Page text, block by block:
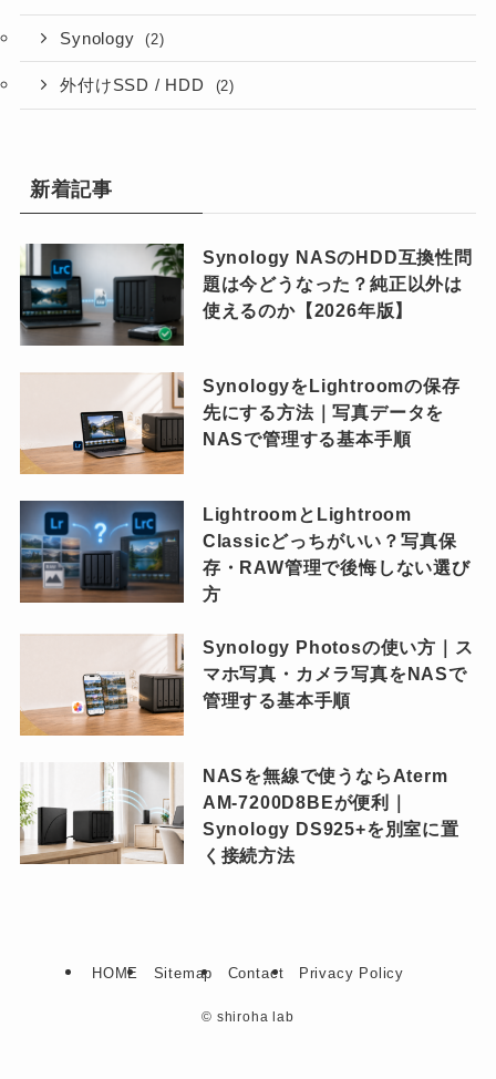
Synology (2)
外付けSSD / HDD (2)
新着記事
Synology NASのHDD互換性問
題は今どうなった？純正以外は
使えるのか【2026年版】
SynologyをLightroomの保存
先にする方法｜写真データを
NASで管理する基本手順
LightroomとLightroom
Classicどっちがいい？写真保
存・RAW管理で後悔しない選び
方
Synology Photosの使い方｜ス
マホ写真・カメラ写真をNASで
管理する基本手順
NASを無線で使うならAterm
AM-7200D8BEが便利｜
Synology DS925+を別室に置
く接続方法
HOME Sitemap Contact Privacy Policy
© shiroha lab